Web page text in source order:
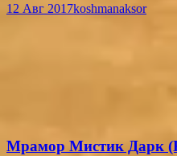
12 Авг 2017koshmanaksor
Мрамор Мистик Дарк